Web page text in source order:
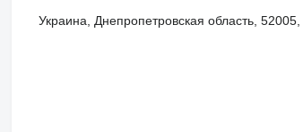
Украина, Днепропетровская область,